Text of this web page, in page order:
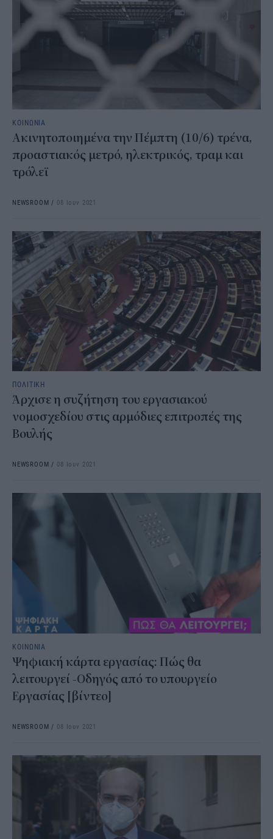
ΚΟΙΝΩΝΙΑ
Ακινητοποιημένα την Πέμπτη (10/6) τρένα,
προαστιακός μετρό, ηλεκτρικός, τραμ και
τρόλεϊ
NEWSROOM / 08 Ιουν 2021
ΠΟΛΙΤΙΚΗ
Άρχισε η συζήτηση του εργασιακού
νομοσχεδίου στις αρμόδιες επιτροπές της
Βουλής
NEWSROOM / 08 Ιουν 2021
ΚΟΙΝΩΝΙΑ
Ψηφιακή κάρτα εργασίας: Πώς θα
λειτουργεί -Οδηγός από το υπουργείο
Εργασίας [βίντεο]
NEWSROOM / 08 Ιουν 2021